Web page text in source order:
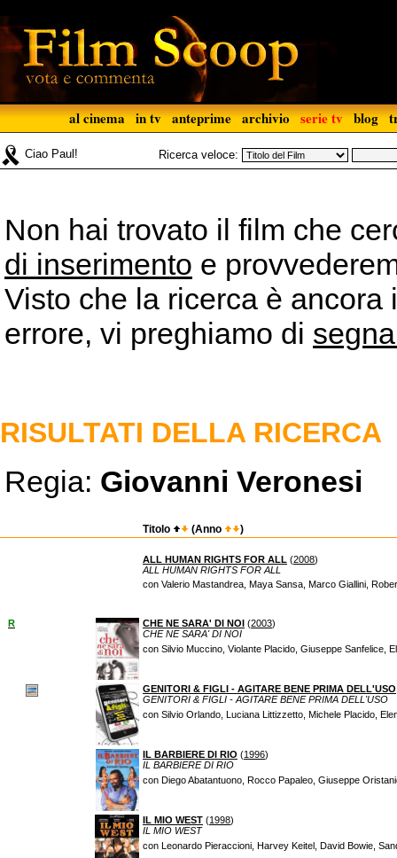
al cinema in tv anteprime archivio serie tv blog
Ciao Paul! Ricerca veloce:
Non hai trovato il film che
di inserimento e
Visto che la ricerca è
errore, vi preghiamo di
RISULTATI DELLA RICERCA
Regia: Giovanni Veronesi
Titolo (Anno )
ALL HUMAN RIGHTS FOR ALL (2008)
ALL HUMAN RIGHTS FOR ALL
con Valerio Mastandrea, Maya Sansa, Marco Giallini,
R CHE NE SARA' DI NOI (2003)
CHE NE SARA' DI NOI
con Silvio Muccino, Violante Placido, Giuseppe Sanfelice,
GENITORI & FIGLI - AGITARE BENE PRIMA DELL'USO
GENITORI & FIGLI - AGITARE BENE PRIMA DELL'USO
con Silvio Orlando, Luciana Littizzetto, Michele Placido,
IL BARBIERE DI RIO (1996)
IL BARBIERE DI RIO
con Diego Abatantuono, Rocco Papaleo, Giuseppe
IL MIO WEST (1998)
IL MIO WEST
con Leonardo Pieraccioni, Harvey Keitel, David Bowie,